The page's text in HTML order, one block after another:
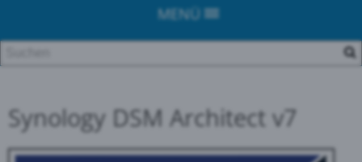
MENÜ
Synology DSM Architect v7